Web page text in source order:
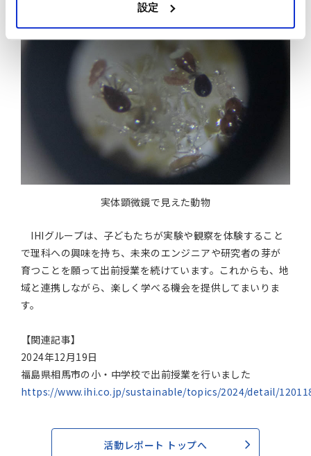
設定
実体顕微鏡で見えた動物
IHIグループは、子どもたちが実験や観察を体験すること
で理科への興味を持ち、未来のエンジニアや研究者の芽が
育つことを願って出前授業を続けています。これからも、地
域と連携しながら、楽しく学べる機会を提供してまいりま
す。
【関連記事】
2024年12月19日
福島県相馬市の小・中学校で出前授業を行いました
https://www.ihi.co.jp/sustainable/topics/2024/detail/
活動レポート トップへ